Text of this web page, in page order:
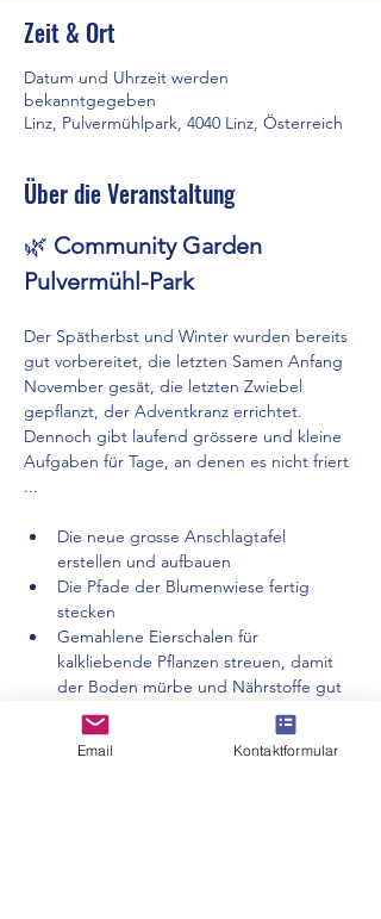
Zeit & Ort
Datum und Uhrzeit werden
bekanntgegeben
Linz, Pulvermühlpark, 4040 Linz, Österreich
Über die Veranstaltung
🌿 Community Garden
Pulvermühl-Park
Der Spätherbst und Winter wurden bereits
gut vorbereitet, die letzten Samen Anfang
November gesät, die letzten Zwiebel
gepflanzt, der Adventkranz errichtet.
Dennoch gibt laufend grössere und kleine
Aufgaben für Tage, an denen es nicht friert
...
Die neue grosse Anschlagtafel
erstellen und aufbauen
Die Pfade der Blumenwiese fertig
stecken
Gemahlene Eierschalen für
kalkliebende Pflanzen streuen, damit
der Boden mürbe und Nährstoffe gut
zugänglich werden
Den Drachenkopf fertigstellen
Email Kontaktformular